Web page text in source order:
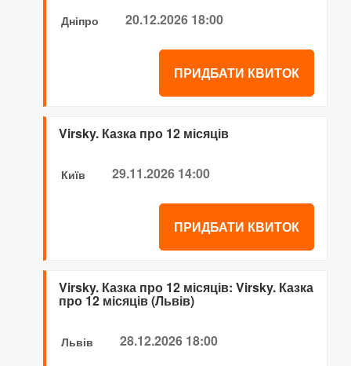
Дніпро 20.12.2026 18:00
ПРИДБАТИ КВИТОК
Virsky. Казка про 12 місяців
Київ 29.11.2026 14:00
ПРИДБАТИ КВИТОК
Virsky. Казка про 12 місяців: Virsky. Казка
про 12 місяців (Львів)
Львів 28.12.2026 18:00